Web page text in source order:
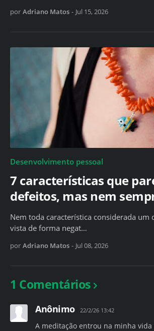
por Adriano Matos - Jul 15, 2026
Desenvolvimento pessoal
7 características que
defeitos, mas nem
Nem toda característica considerada um
vista de forma negat…
por Adriano Matos - Jul 08, 2026
1 Comentários
Anônimo 22/2/26 13:42
A meditação entrou na minha vida